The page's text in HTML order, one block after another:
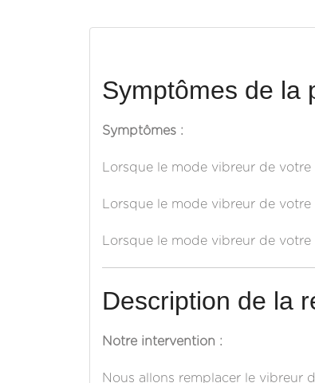
Symptômes de la
Symptômes :
Lorsque le mode vibreur de
Lorsque le mode vibreur de
Lorsque le mode vibreur de
Description de la
Notre intervention :
Nous allons remplacer le vibreur